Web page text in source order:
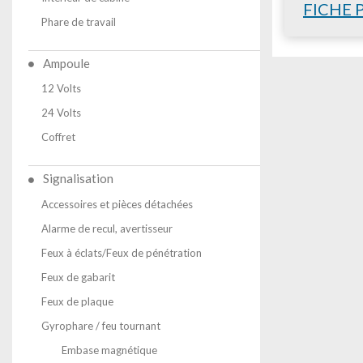
Phare de travail
Ampoule
12 Volts
24 Volts
Coffret
Signalisation
Accessoires et pièces détachées
Alarme de recul, avertisseur
Feux à éclats/Feux de pénétration
Feux de gabarit
Feux de plaque
Gyrophare / feu tournant
Embase magnétique
FICHE